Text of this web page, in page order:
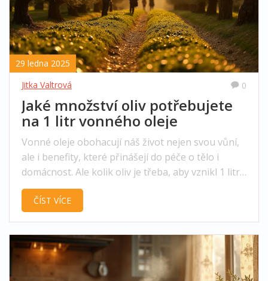
29 ledna 2025
Jitka Valtrová
0
Jaké množství oliv potřebujete
na 1 litr vonného oleje
Vonné oleje obohacují náš život nejen svou vůní,
ale i benefity, které přinášejí do péče o tělo i
domácnost. Ale kolik oliv je třeba, aby vznikl 1 litr
voňavého a kvalitního oleje? V tomto článku se
ponoříme do tajemství výroby oleje, zjistíme, jaké
metody, které se používají k jejich zpracování.
Poodhalením tohoto procesu se dozvíme, jak
doma vybrat ten nejlepší vonný olej.
ČÍST VÍCE